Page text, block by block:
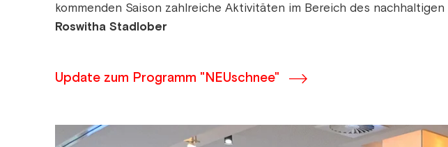
kommenden Saison zahlreiche Aktivitäten im Bereich des
Roswitha Stadlober
Update zum Programm "NEUschnee"